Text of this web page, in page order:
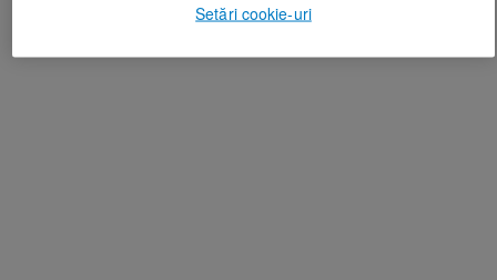
Setări cookie-uri